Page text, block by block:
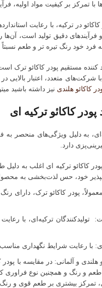
با تمرکز بر کیفیت مواد اولیه،
کاکائو در ترکیه، با رعایت
فرآیندهای دقیق تولید است،
فرد خود رنگ تیره تر و طعم نسبتاً
کننده مستقیم پودر کاکائو ترک
شرکت‌های متعدد، اعتبار بالایی
کاکائو هلندی نیز داشته باشید
کاکائو ترکیه ای
به دلیل ویژگی‌های منحصر
دارد.
کاکائو ترکیه ای اغلب به
خود، حس لذت‌بخشی به
پودر کاکائو ترک، دارای
تولیدکنندگان ترکیه‌ای، با
با رعایت شرایط نگهداری
هلندی و آلمانی: در مقایسه با
طعم و رنگ و همچنین نوع
تمرکز بیشتری بر طعم قوی و